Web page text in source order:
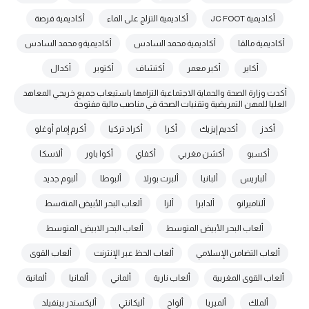
أكاديمية JC FOOT أكاديمية التزلج على الماء أكاديمية فرصة
أكاديمية مالقا أكاديمية محمد السادس أكاديميةو محمد السادس
أكاير أكبر معمر أكتشاف أكتوبر أكدال
أكدت وزارة الصحة والحماية الاجتماعية التزامها باستيعاب جميع خريجي المعاهد
العليا للمهن التمريضية وتقنيات الصحة في مناصب مالية مفتوحة
أكدز أكديم إيزيك أكرا أكراد تركيا أكرم إمام أوغلو
أكسبو أكشن مغربي أكفاي أكوا باور ألاسكا
ألباريس ألبانيا ألبرت بورلا ألبوطا ألبوم جديد
ألتاميرانو ألدابرا ألزا ألعاب البحر الأبيض المتةسط
ألعاب البحر الأبيض المتوسط ألعاب البحر الابيض المتوسط
ألعاب التضامن الإسلامي ألعاب الحظ عبر الإنترنت ألعاب القوى
ألعاب القوى المغربية ألعاب نارية ألماني ألمانيا ألمانية
ألملك ألميريا ألواح أليكانتي أليكسندر بينفيلد